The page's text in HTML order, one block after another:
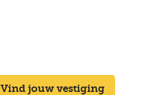
Vind jouw vestiging